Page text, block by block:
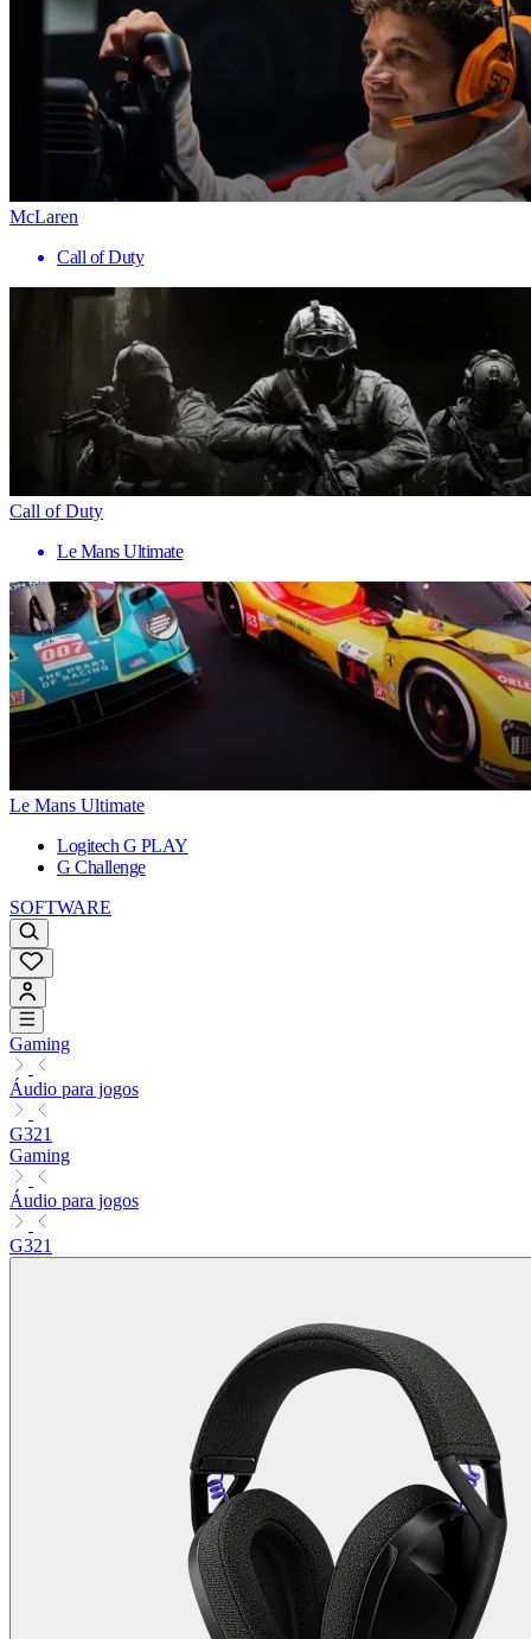
McLaren
Call of Duty
Call of Duty
Le Mans Ultimate
Le Mans Ultimate
Logitech G PLAY
G Challenge
SOFTWARE
Gaming
Áudio para jogos
G321
Gaming
Áudio para jogos
G321